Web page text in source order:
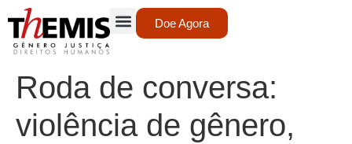
Doe Agora
Roda de conversa:
violência de gênero,